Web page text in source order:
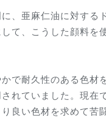
、亜麻仁油に対する
て、こうした顔料
で耐久性のある色材
れていました。現
良い色材を求めて苦